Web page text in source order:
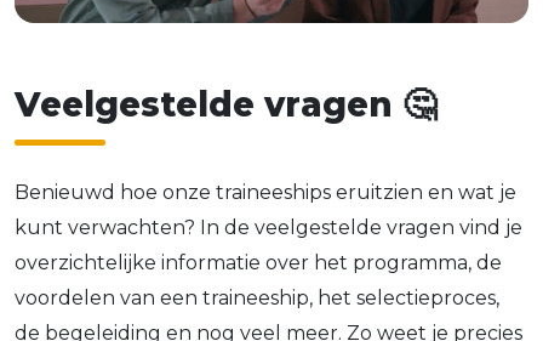
Vee geste d e vragen 🤔
Benieuwd hoe onze traineeships eruitzien en wat je
kunt verwachten? In de veelgestelde vragen vind je
overzichtelijke informatie over het programma, de
voordelen van een traineeship, het selectieproces,
de begeleiding en nog veel meer. Zo weet je precies